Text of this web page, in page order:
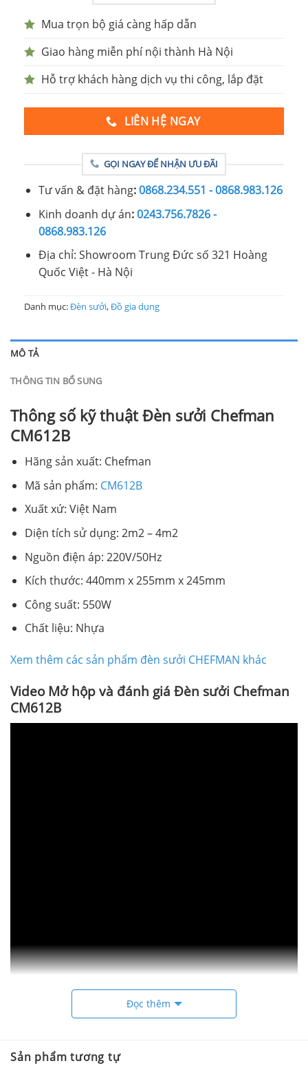
Mua trọn bộ giá càng hấp dẫn
Giao hàng miễn phí nội thành Hà Nội
Hỗ trợ khách hàng dịch vụ thi công, lắp đặt
LIÊN HỆ NGAY
GỌI NGAY ĐỂ NHẬN ƯU ĐÃI
Tư vấn & đặt hàng:0868.234.551 - 0868.983.126
Kinh doanh dự án:0243.756.7826 -
0868.983.126
Địa chỉ: Showroom Trung Đức số 321 Hoàng
Quốc Việt - Hà Nội
Danh mục:Đèn sưởi,Đồ gia dụng
MÔ TẢ
THÔNG TIN BỔ SUNG
Thông số kỹ thuật Đèn sưởi Chefman
CM612B
Hãng sản xuất: Chefman
Mã sản phẩm: CM612B
Xuất xứ: Việt Nam
Diện tích sử dụng: 2m2 – 4m2
Nguồn điện áp: 220V/50Hz
Kích thước: 440mm x 255mm x 245mm
Công suất: 550W
Chất liệu: Nhựa
Xem thêm các sản phẩm đèn sưởi CHEFMAN khác
Video Mở hộp và đánh giá Đèn sưởi Chefman
CM612B
Đọc thêm
Sản phẩm tương tự